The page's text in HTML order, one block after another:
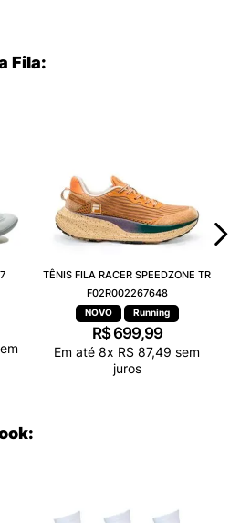
Fila:
TÊNIS FILA RACER SPEEDZONE TR
F02R002267648
Running
R$ 699,99
Em até 8x R$ 87,49 sem
juros